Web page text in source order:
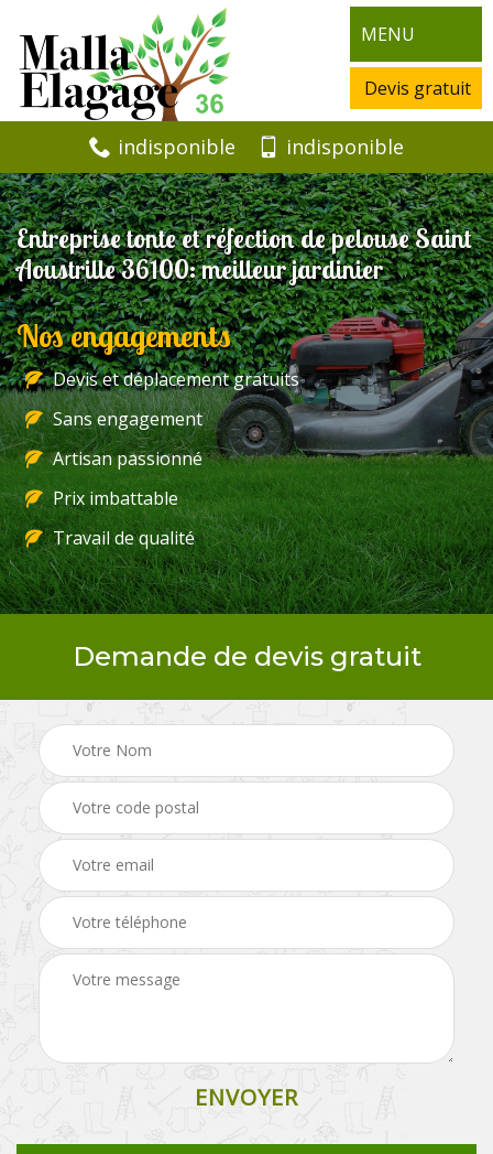
MENU
Devis gratuit
indisponible indisponible
Entreprise tonte et réfection de pelouse Saint
Aoustrille 36100: meilleur jardinier
Nos engagements
Devis et déplacement gratuits
Sans engagement
Artisan passionné
Prix imbattable
Travail de qualité
Demande de devis gratuit